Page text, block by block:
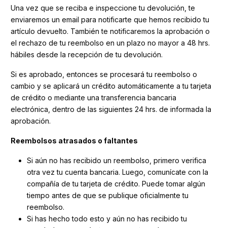
Una vez que se reciba e inspeccione tu devolución, te
enviaremos un email para notificarte que hemos recibido tu
artículo devuelto. También te notificaremos la aprobación o
el rechazo de tu reembolso en un plazo no mayor a 48 hrs.
hábiles desde la recepción de tu devolución.
Si es aprobado, entonces se procesará tu reembolso o
cambio y se aplicará un crédito automáticamente a tu tarjeta
de crédito o mediante una transferencia bancaria
electrónica, dentro de las siguientes 24 hrs. de informada la
aprobación.
Reembolsos atrasados ​​o faltantes
Si aún no has recibido un reembolso, primero verifica
otra vez tu cuenta bancaria. Luego, comunícate con la
compañía de tu tarjeta de crédito. Puede tomar algún
tiempo antes de que se publique oficialmente tu
reembolso.
Si has hecho todo esto y aún no has recibido tu